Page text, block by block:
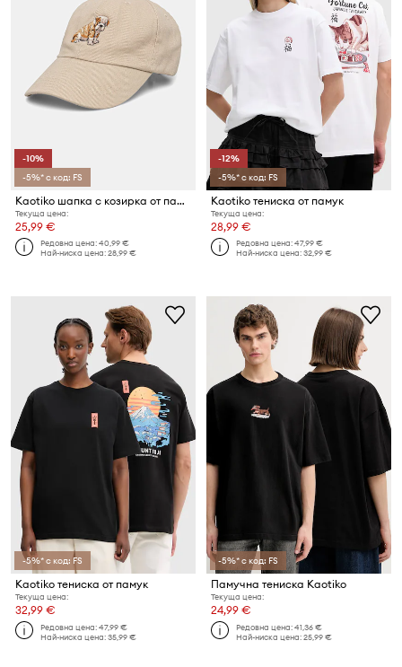
-10%
-5%* с код: FS
Kaotiko шапка с козирка от памук
Текуща цена:
25,99 €
Редовна цена:40,99 €
Най-ниска цена:28,99 €
-12%
-5%* с код: FS
Kaotiko тениска от памук
Текуща цена:
28,99 €
Редовна цена:47,99 €
Най-ниска цена:32,99 €
-5%* с код: FS
Kaotiko тениска от памук
Текуща цена:
32,99 €
Редовна цена:47,99 €
Най-ниска цена:35,99 €
-5%* с код: FS
Памучна тениска Kaotiko
Текуща цена:
24,99 €
Редовна цена:41,36 €
Най-ниска цена:25,99 €